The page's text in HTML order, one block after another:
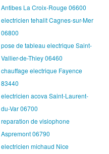
Antibes La Croix-Rouge 06600
electricien tehalit Cagnes-sur-Mer
06800
pose de tableau electrique Saint-
Vallier-de-Thiey 06460
chauffage electrique Fayence
83440
electricien acova Saint-Laurent-
du-Var 06700
reparation de visiophone
Aspremont 06790
electricien michaud Nice